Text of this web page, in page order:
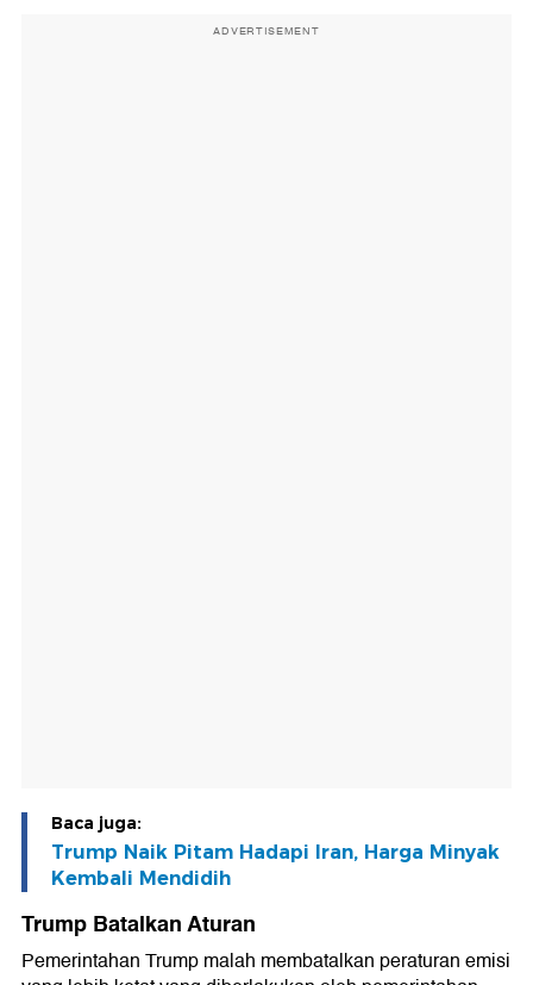
ADVERTISEMENT
Baca juga:
Trump Naik Pitam Hadapi Iran, Harga Minyak
Kembali Mendidih
Trump Batalkan Aturan
Pemerintahan Trump malah membatalkan peraturan emisi